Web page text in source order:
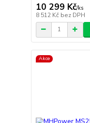
10 299 Kč/ks
8 512 Kč bez DPH
Akce